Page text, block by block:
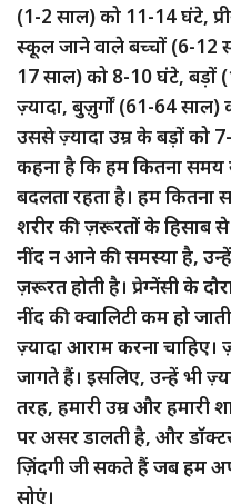
(1-2 साल) को 11-14 घंटे,
स्कूल जाने वाले बच्चों (6-12
17 साल) को 8-10 घंटे, बड़ों
ज़्यादा, बुज़ुर्गों (61-64
उससे ज़्यादा उम्र के बड़ों को
कहना है कि हम कितना समय
बदलता रहता है। हम
शरीर की ज़रूरतों के हिसाब से
नींद न आने की समस्या है,
ज़रूरत होती है। प्रेग्नेंसी के
नींद की क्वालिटी कम हो
ज़्यादा आराम करना चाहिए।
जागते हैं। इसलिए, उन्हें भी
तरह, हमारी उम्र और हमारी
पर असर डालती है, और
ज़िंदगी जी सकते हैं जब हम
सोएं।